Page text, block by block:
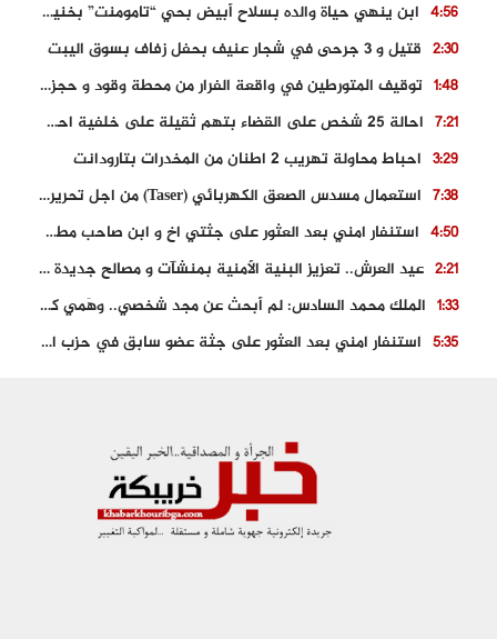
4:56
ابن ينهي حياة والده بسلاح أبيض بحي “تامومنت” بخنيفرة
2:30 قتيل و 3 جرحى في شجار عنيف بحفل زفاف بسوق اليبت
1:48
توقيف المتورطين في واقعة الفرار من محطة وقود و حجز السيارة
7:21
احالة 25 شخص على القضاء بتهم ثقيلة على خلفية احداث المناطق الشمالية
3:29 احباط محاولة تهريب 2 اطنان من المخدرات بتارودانت
7:38
استعمال مسدس الصعق الكهربائي (Taser) من اجل تحرير شابة محتجزة
4:50
استنفار امني بعد العثور على جثتي اخ و ابن صاحب مطعم اسماك مشهور بطنجة
2:21
عيد العرش.. تعزيز البنية الأمنية بمنشآت و مصالح جديدة بكل من الحسيمة – فاس و الناظور
1:33
الملك محمد السادس: لم أبحث عن مجد شخصي.. وهَمي كرامة المغاربة
5:35
استنفار امني بعد العثور على جثة عضو سابق في حزب المصباح بالقنيطرة..
العثور على سبعينية جثة هامدة بمقر سكناها بمراكش